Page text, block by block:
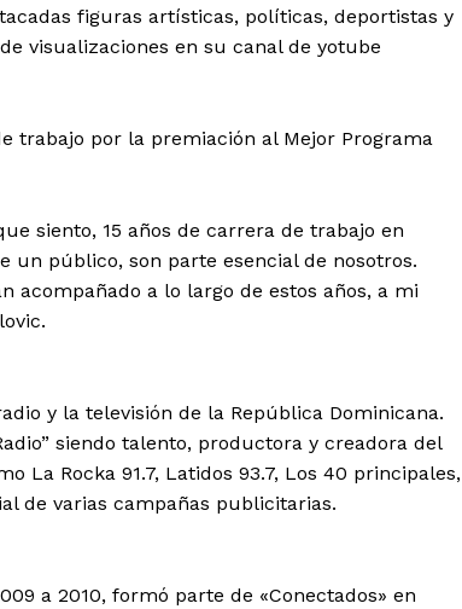
figuras artísticas, políticas, deportistas y
visualizaciones en su canal de yotube
trabajo por la premiación al Mejor Programa
siento, 15 años de carrera de trabajo en
un público, son parte esencial de nosotros.
acompañado a lo largo de estos años, a mi
y la televisión de la República Dominicana.
siendo talento, productora y creadora del
La Rocka 91.7, Latidos 93.7, Los 40 principales,
de varias campañas publicitarias.
a 2010, formó parte de «Conectados» en